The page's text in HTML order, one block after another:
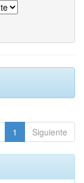
1 Siguiente